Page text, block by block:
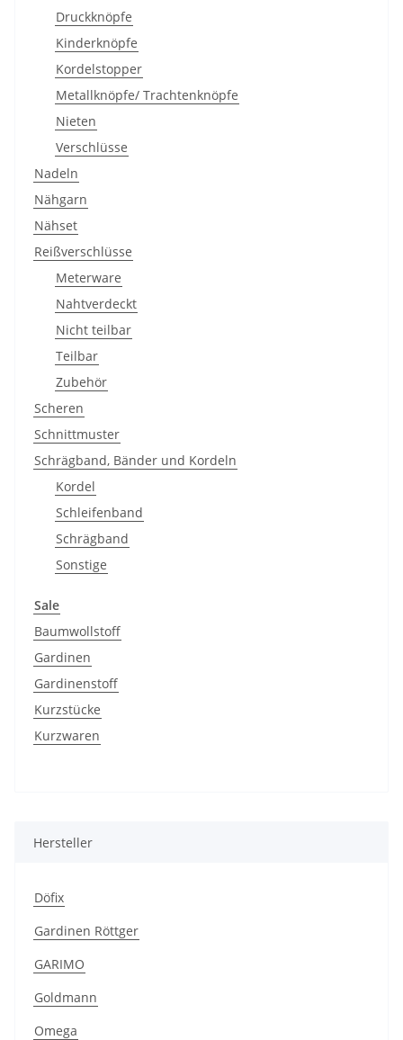
Druckknöpfe
Kinderknöpfe
Kordelstopper
Metallknöpfe/ Trachtenknöpfe
Nieten
Verschlüsse
Nadeln
Nähgarn
Nähset
Reißverschlüsse
Meterware
Nahtverdeckt
Nicht teilbar
Teilbar
Zubehör
Scheren
Schnittmuster
Schrägband, Bänder und Kordeln
Kordel
Schleifenband
Schrägband
Sonstige
Sale
Baumwollstoff
Gardinen
Gardinenstoff
Kurzstücke
Kurzwaren
Hersteller
Döfix
Gardinen Röttger
GARIMO
Goldmann
Omega